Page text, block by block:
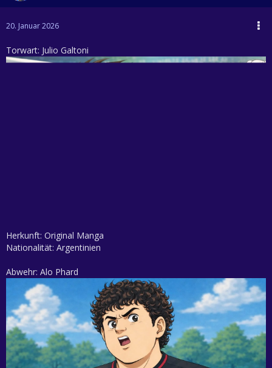
20. Januar 2026
Torwart: Julio Galtoni
Herkunft: Original Manga
Nationalität: Argentinien
Abwehr: Alo Phard